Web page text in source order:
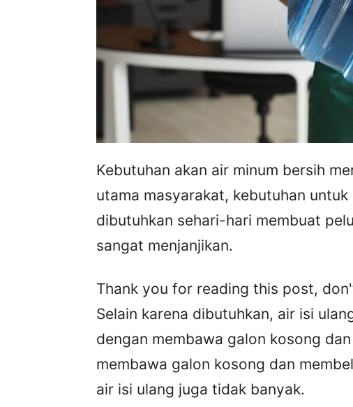
Kebutuhan akan air minum bersih
utama masyarakat, kebutuhan
dibutuhkan sehari-hari membuat
sangat menjanjikan.
Thank you for reading this post,
Selain karena dibutuhkan, air isi
dengan membawa galon kosong
membawa galon kosong dan
air isi ulang juga tidak banyak.